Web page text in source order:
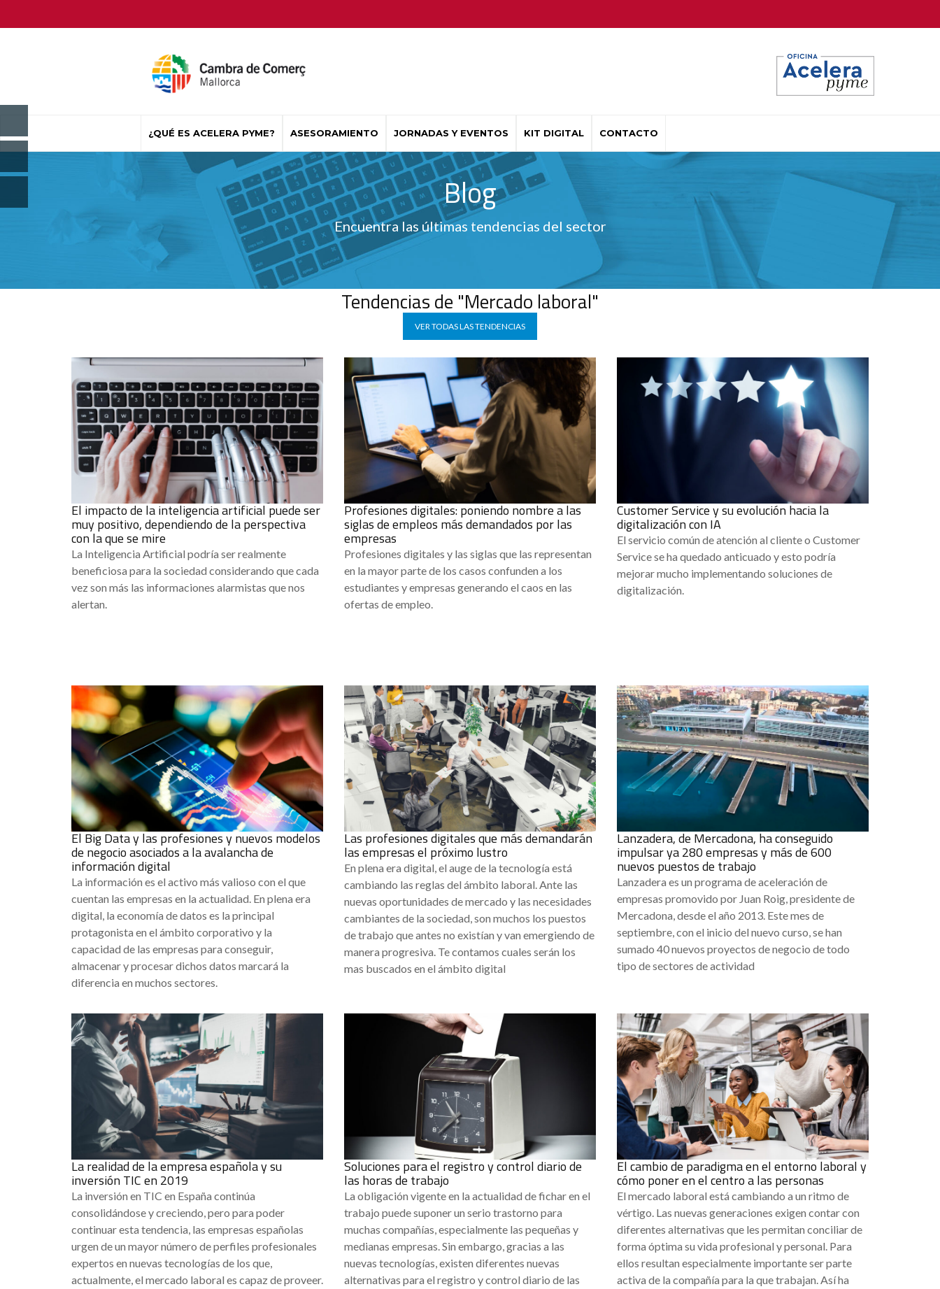
¿QUÉ ES ACELERA PYME? ASESORAMIENTO JORNADAS Y EVENTOS KIT DIGITAL CONTACTO
Blog
Encuentra las últimas tendencias del sector
Tendencias de "Mercado laboral"
VER TODAS LAS TENDENCIAS
El impacto de la inteligencia artificial puede ser
muy positivo, dependiendo de la perspectiva
con la que se mire
La Inteligencia Artificial podría ser realmente
beneficiosa para la sociedad considerando que cada
vez son más las informaciones alarmistas que nos
alertan.
Profesiones digitales: poniendo nombre a las
siglas de empleos más demandados por las
empresas
Profesiones digitales y las siglas que las representan
en la mayor parte de los casos confunden a los
estudiantes y empresas generando el caos en las
ofertas de empleo.
Customer Service y su evolución hacia la
digitalización con IA
El servicio común de atención al cliente o Customer
Service se ha quedado anticuado y esto podría
mejorar mucho implementando soluciones de
digitalización.
El Big Data y las profesiones y nuevos modelos
de negocio asociados a la avalancha de
información digital
La información es el activo más valioso con el que
cuentan las empresas en la actualidad. En plena era
digital, la economía de datos es la principal
protagonista en el ámbito corporativo y la
capacidad de las empresas para conseguir,
almacenar y procesar dichos datos marcará la
diferencia en muchos sectores.
Las profesiones digitales que más demandarán
las empresas el próximo lustro
En plena era digital, el auge de la tecnología está
cambiando las reglas del ámbito laboral. Ante las
nuevas oportunidades de mercado y las necesidades
cambiantes de la sociedad, son muchos los puestos
de trabajo que antes no existían y van emergiendo de
manera progresiva. Te contamos cuales serán los
mas buscados en el ámbito digital
Lanzadera, de Mercadona, ha conseguido
impulsar ya 280 empresas y más de 600
nuevos puestos de trabajo
Lanzadera es un programa de aceleración de
empresas promovido por Juan Roig, presidente de
Mercadona, desde el año 2013. Este mes de
septiembre, con el inicio del nuevo curso, se han
sumado 40 nuevos proyectos de negocio de todo
tipo de sectores de actividad
La realidad de la empresa española y su
inversión TIC en 2019
La inversión en TIC en España continúa
consolidándose y creciendo, pero para poder
continuar esta tendencia, las empresas españolas
urgen de un mayor número de perfiles profesionales
expertos en nuevas tecnologías de los que,
actualmente, el mercado laboral es capaz de proveer.
Soluciones para el registro y control diario de
las horas de trabajo
La obligación vigente en la actualidad de fichar en el
trabajo puede suponer un serio trastorno para
muchas compañías, especialmente las pequeñas y
medianas empresas. Sin embargo, gracias a las
nuevas tecnologías, existen diferentes nuevas
alternativas para el registro y control diario de las
El cambio de paradigma en el entorno laboral y
cómo poner en el centro a las personas
El mercado laboral está cambiando a un ritmo de
vértigo. Las nuevas generaciones exigen contar con
diferentes alternativas que les permitan conciliar de
forma óptima su vida profesional y personal. Para
ellos resultan especialmente importante ser parte
activa de la compañía para la que trabajan. Así ha